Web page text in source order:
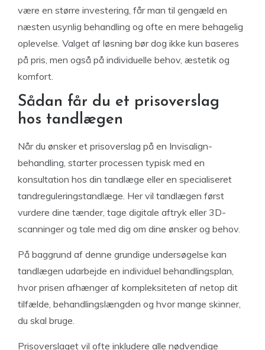
være en større investering, får man til gengæld en
næsten usynlig behandling og ofte en mere behagelig
oplevelse. Valget af løsning bør dog ikke kun baseres
på pris, men også på individuelle behov, æstetik og
komfort.
Sådan får du et prisoverslag
hos tandlægen
Når du ønsker et prisoverslag på en Invisalign-
behandling, starter processen typisk med en
konsultation hos din tandlæge eller en specialiseret
tandreguleringstandlæge. Her vil tandlægen først
vurdere dine tænder, tage digitale aftryk eller 3D-
scanninger og tale med dig om dine ønsker og behov.
På baggrund af denne grundige undersøgelse kan
tandlægen udarbejde en individuel behandlingsplan,
hvor prisen afhænger af kompleksiteten af netop dit
tilfælde, behandlingslængden og hvor mange skinner,
du skal bruge.
Prisoverslaget vil ofte inkludere alle nødvendige